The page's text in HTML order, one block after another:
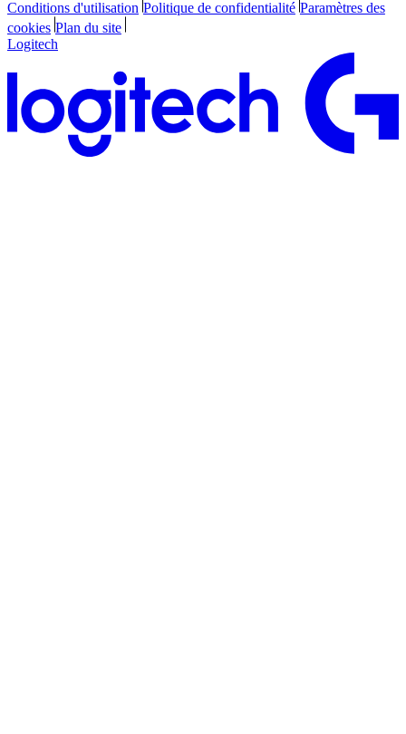
Conditions d'utilisation Politique de confidentialité Paramètres des
cookies Plan du site
Logitech